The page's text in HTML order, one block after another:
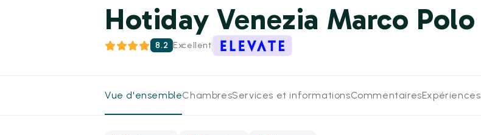
Hotiday Venezia Marco Polo
8.2 Excellent
Vue d'ensembleChambresServices et informationsCommentairesExpériences